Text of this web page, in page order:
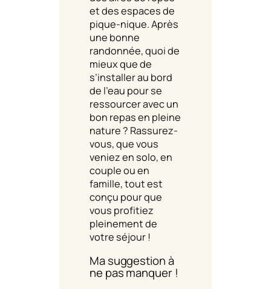
et des espaces de
pique-nique. Après
une bonne
randonnée, quoi de
mieux que de
s’installer au bord
de l’eau pour se
ressourcer avec un
bon repas en pleine
nature ? Rassurez-
vous, que vous
veniez en solo, en
couple ou en
famille, tout est
conçu pour que
vous profitiez
pleinement de
votre séjour !
Ma suggestion à
ne pas manquer !